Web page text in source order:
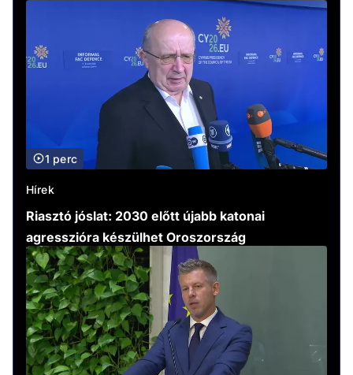
1 perc
Hírek
Riasztó jóslat: 2030 előtt újabb katonai
agresszióra készülhet Oroszország